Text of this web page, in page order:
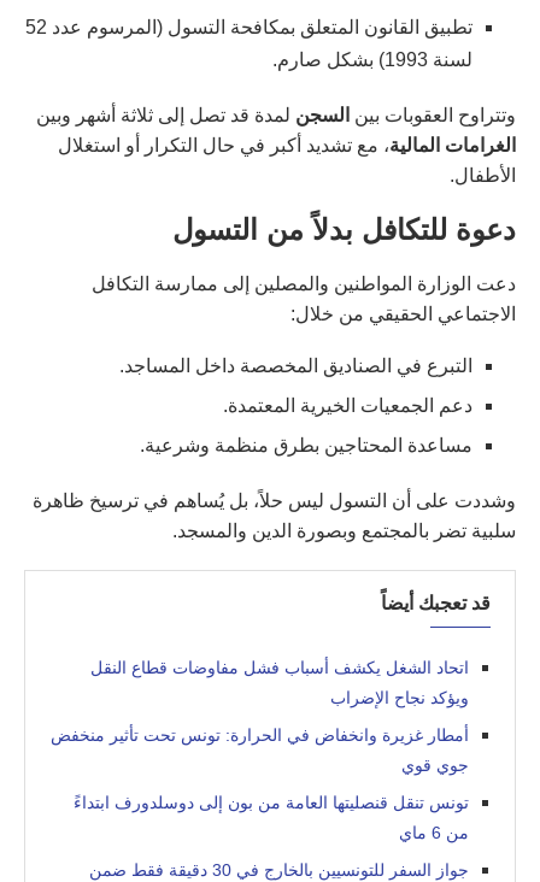
تطبيق القانون المتعلق بمكافحة التسول (المرسوم عدد 52
لسنة 1993) بشكل صارم.
وتتراوح العقوبات بين السجن لمدة قد تصل إلى ثلاثة أشهر وبين
الغرامات المالية، مع تشديد أكبر في حال التكرار أو استغلال
الأطفال.
دعوة للتكافل بدلاً من التسول
دعت الوزارة المواطنين والمصلين إلى ممارسة التكافل
الاجتماعي الحقيقي من خلال:
التبرع في الصناديق المخصصة داخل المساجد.
دعم الجمعيات الخيرية المعتمدة.
مساعدة المحتاجين بطرق منظمة وشرعية.
وشددت على أن التسول ليس حلاً، بل يُساهم في ترسيخ ظاهرة
سلبية تضر بالمجتمع وبصورة الدين والمسجد.
قد تعجبك أيضاً
اتحاد الشغل يكشف أسباب فشل مفاوضات قطاع النقل
ويؤكد نجاح الإضراب
أمطار غزيرة وانخفاض في الحرارة: تونس تحت تأثير منخفض
جوي قوي
تونس تنقل قنصليتها العامة من بون إلى دوسلدورف ابتداءً
من 6 ماي
جواز السفر للتونسيين بالخارج في 30 دقيقة فقط ضمن